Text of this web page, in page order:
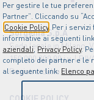
Per gestire le tue
Partner”. Cliccando su
Cookie Policy. Per i
informative ai seguenti
aziendali,Privacy Policy.
completo dei partner e le
al seguente link: Elenco
Sorgenia S.p.A
Sede legale in Milano,
150.000.000,00 i.v. |
Registro delle Imprese